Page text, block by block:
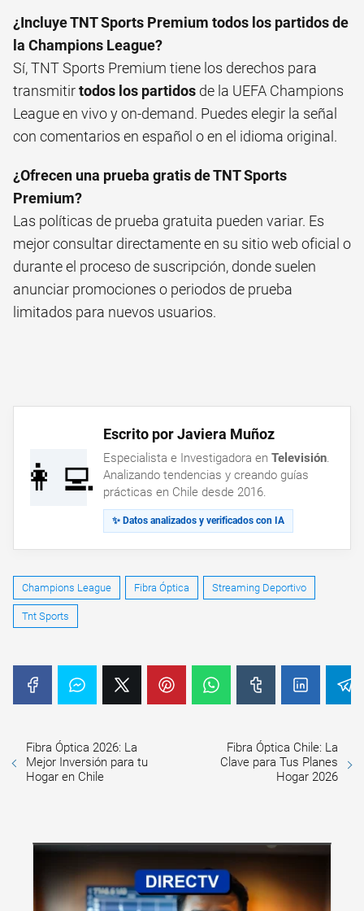
¿Incluye TNT Sports Premium todos los partidos de
la Champions League?
Sí, TNT Sports Premium tiene los derechos para
transmitirtodos los partidos de la UEFA Champions
League en vivo y on-demand. Puedes elegir la señal
con comentarios en español o en el idioma original.
¿Ofrecen una prueba gratis de TNT Sports
Premium?
Las políticas de prueba gratuita pueden variar. Es
mejor consultar directamente en su sitio web oficial o
durante el proceso de suscripción, donde suelen
anunciar promociones o periodos de prueba
limitados para nuevos usuarios.
👩‍💻
Escrito por Javiera Muñoz
Especialista e Investigadora en Televisión.
Analizando tendencias y creando guías
prácticas en Chile desde 2016.
✨ Datos analizados y verificados con IA
Champions League Fibra Óptica Streaming Deportivo
Tnt Sports
Fibra Óptica 2026: La
Mejor Inversión para tu
Hogar en Chile
Fibra Óptica Chile: La
Clave para Tus Planes
Hogar 2026